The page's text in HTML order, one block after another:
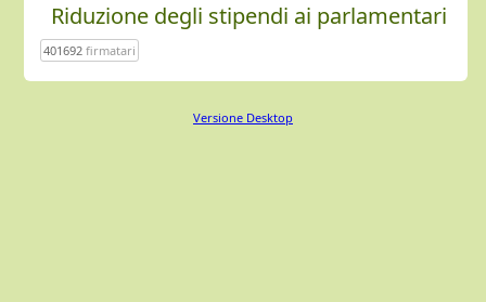
Riduzione degli stipendi ai parlamentari
401692firmatari
Versione Desktop